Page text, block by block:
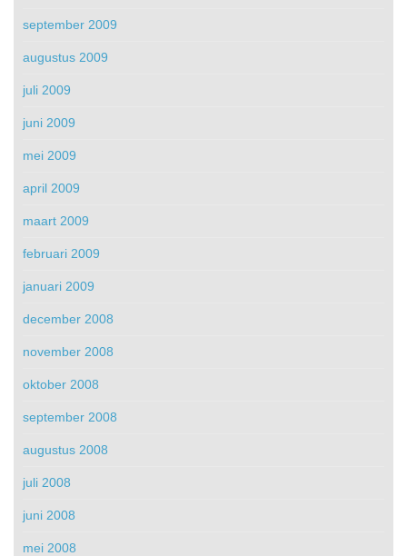
september 2009
augustus 2009
juli 2009
juni 2009
mei 2009
april 2009
maart 2009
februari 2009
januari 2009
december 2008
november 2008
oktober 2008
september 2008
augustus 2008
juli 2008
juni 2008
mei 2008